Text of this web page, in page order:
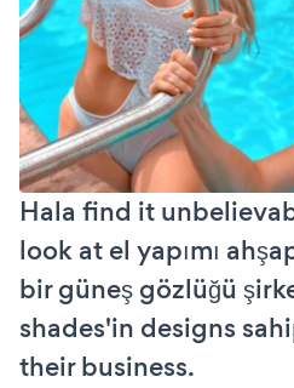
Hala find it
look at el yapımı
bir güneş gözlüğü
shades'in designs
their business.